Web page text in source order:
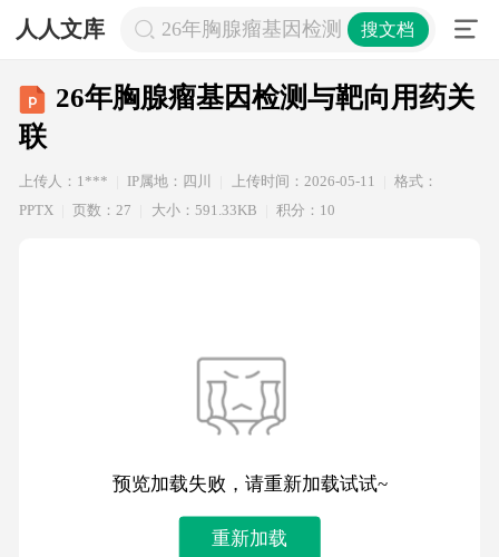
人人文库 26年胸腺瘤基因检测与靶向用药关联
搜文档
26年胸腺瘤基因检测与靶向用药关
联
上传人：1*** IP属地：四川 上传时间：2026-05-11
格式：
PPTX
页数：27 大小：591.33KB 积分：10
预览加载失败，请重新加载试试~
重新加载